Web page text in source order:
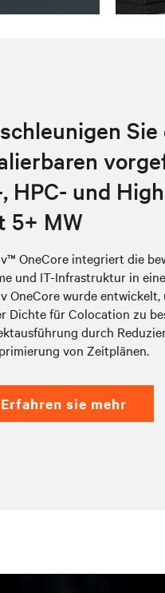
HPC- und
5+ MW
OneCore integriert die
und IT-Infrastruktur in
OneCore wurde
Dichte für Colocation zu
durch
von Zeitplänen.
erfahren sie mehr